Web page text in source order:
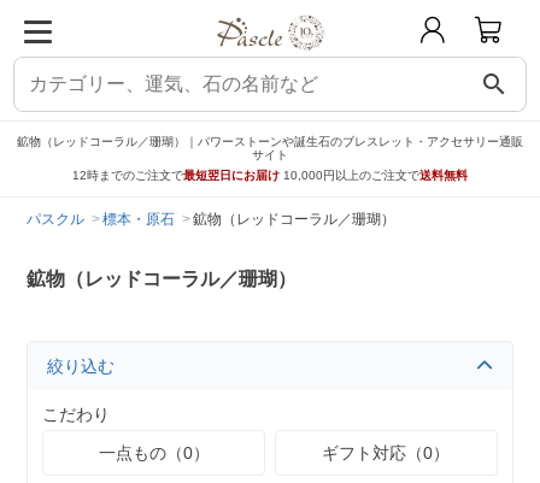
search
鉱物（レッドコーラル／珊瑚）｜パワーストーンや誕生石のブレスレット・アクセサリー通販
サイト
12時までのご注文で最短翌日にお届け 10,000円以上のご注文で送料無料
パスクル 標本・原石 鉱物（レッドコーラル／珊瑚）
鉱物（レッドコーラル／珊瑚）
絞り込む
こだわり
一点もの（0）
ギフト対応（0）